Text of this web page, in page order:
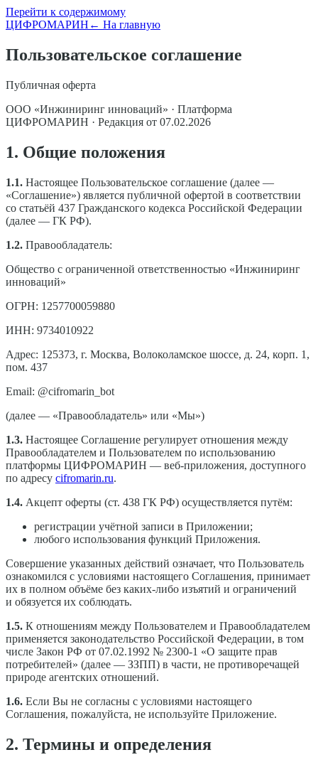
Перейти к содержимому
ЦИФРОМАРИН ← На главную
Пользовательское соглашение
Публичная оферта
ООО «Инжиниринг инноваций» · Платформа
ЦИФРОМАРИН · Редакция от 07.02.2026
1. Общие положения
1.1. Настоящее Пользовательское соглашение (далее —
«Соглашение») является публичной офертой в соответствии
со статьёй 437 Гражданского кодекса Российской Федерации
(далее — ГК РФ).
1.2. Правообладатель:
Общество с ограниченной ответственностью «Инжиниринг
инноваций»
ОГРН: 1257700059880
ИНН: 9734010922
Адрес: 125373, г. Москва, Волоколамское шоссе, д. 24, корп. 1,
пом. 437
Email: @cifromarin_bot
(далее — «Правообладатель» или «Мы»)
1.3. Настоящее Соглашение регулирует отношения между
Правообладателем и Пользователем по использованию
платформы ЦИФРОМАРИН — веб-приложения, доступного
по адресу cifromarin.ru.
1.4. Акцепт оферты (ст. 438 ГК РФ) осуществляется путём:
регистрации учётной записи в Приложении;
любого использования функций Приложения.
Совершение указанных действий означает, что Пользователь
ознакомился с условиями настоящего Соглашения, принимает
их в полном объёме без каких-либо изъятий и ограничений
и обязуется их соблюдать.
1.5. К отношениям между Пользователем и Правообладателем
применяется законодательство Российской Федерации, в том
числе Закон РФ от 07.02.1992 № 2300-1 «О защите прав
потребителей» (далее — ЗЗПП) в части, не противоречащей
природе агентских отношений.
1.6. Если Вы не согласны с условиями настоящего
Соглашения, пожалуйста, не используйте Приложение.
2. Термины и определения